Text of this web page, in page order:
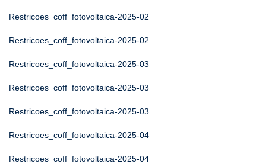
Restricoes_coff_fotovoltaica-2025-02
Restricoes_coff_fotovoltaica-2025-02
Restricoes_coff_fotovoltaica-2025-03
Restricoes_coff_fotovoltaica-2025-03
Restricoes_coff_fotovoltaica-2025-03
Restricoes_coff_fotovoltaica-2025-04
Restricoes_coff_fotovoltaica-2025-04